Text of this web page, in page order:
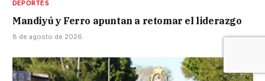
DEPORTES
Mandiyú y Ferro apuntan a retomar el liderazgo
8 de agosto de 2026